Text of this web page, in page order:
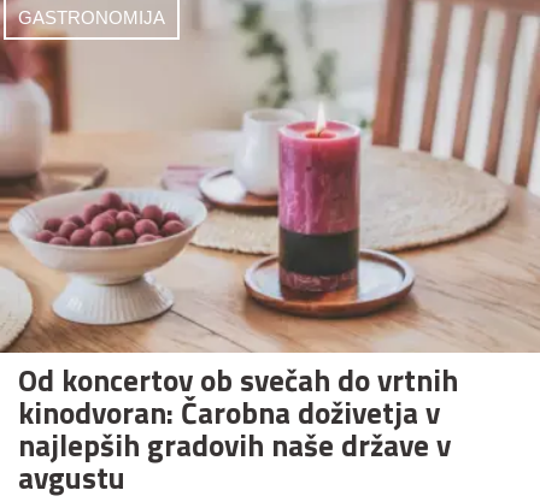
GASTRONOMIJA
Od koncertov ob svečah do vrtnih
kinodvoran: Čarobna doživetja v
najlepših gradovih naše države v
avgustu